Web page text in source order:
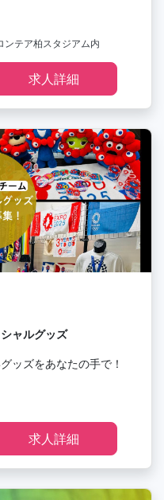
テア柏スタジアム内
求人詳細
ャルグッズ
ッズをあなたの手で！
求人詳細